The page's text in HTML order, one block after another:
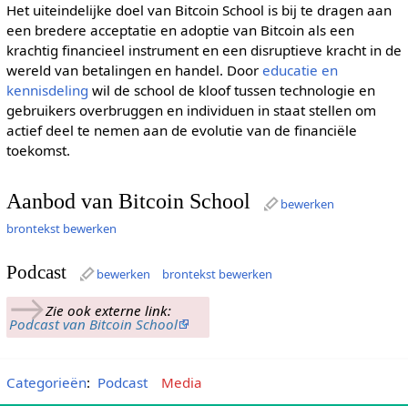
Het uiteindelijke doel van Bitcoin School is bij te dragen aan
een bredere acceptatie en adoptie van Bitcoin als een
krachtig financieel instrument en een disruptieve kracht in de
wereld van betalingen en handel. Door educatie en
kennisdeling wil de school de kloof tussen technologie en
gebruikers overbruggen en individuen in staat stellen om
actief deel te nemen aan de evolutie van de financiële
toekomst.
Aanbod van Bitcoin School
bewerken
brontekst bewerken
Podcast bewerken brontekst bewerken
→Zie ook externe link:
Podcast van Bitcoin School
Categorieën: Podcast Media